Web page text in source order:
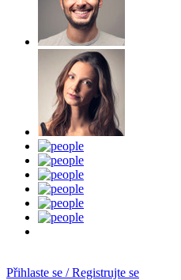
Přihlaste se / Registrujte se